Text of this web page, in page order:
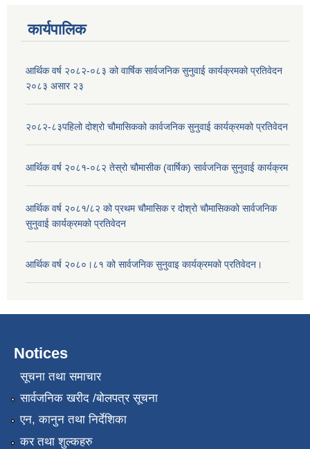
कार्यपालिक
आर्थिक वर्ष २०८२-०८३ को वार्षिक सार्वजनिक सुनुवाई कार्यक्रमको प्रतिवेदन
२०८३ असार २३
२०८२-८३पहिलो दोश्रो चौमासिकको कार्वजनिक सुनुवाई कार्यक्रमको प्रतिवेदन
आर्थिक वर्ष २०८१-०८२ तेस्रो चौमासीक (वार्षिक) सार्वजनिक सुनुवाई कार्यक्रम
आर्थिक वर्ष २०८१/८२ को प्रथम चौमासिक र दोश्रो चौमासिकको सार्वजनिक
सुनुवाई कार्यक्रमको प्रतिवेदन
आर्थिक वर्ष २०८०।८१ को सार्वजनिक सुनुवाइ कार्यक्रमको प्रतिवेदन।
Notices
सूचना तथा समाचार
सार्वजनिक खरीद /बोलपत्र सूचना
एन, कानुन तथा निर्देशिका
कर तथा शुल्कहरु